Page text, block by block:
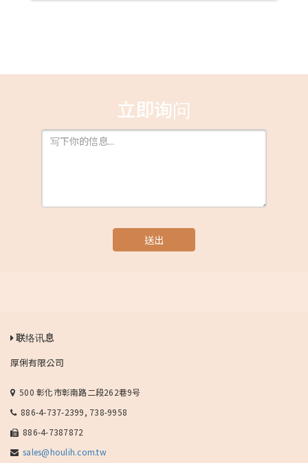
立即询问
送出
联络讯息
厚俐有限公司
500 彰化市彰南路二段262巷9号
886-4-737-2399, 738-9958
886-4-7387872
sales@houlih.com.tw